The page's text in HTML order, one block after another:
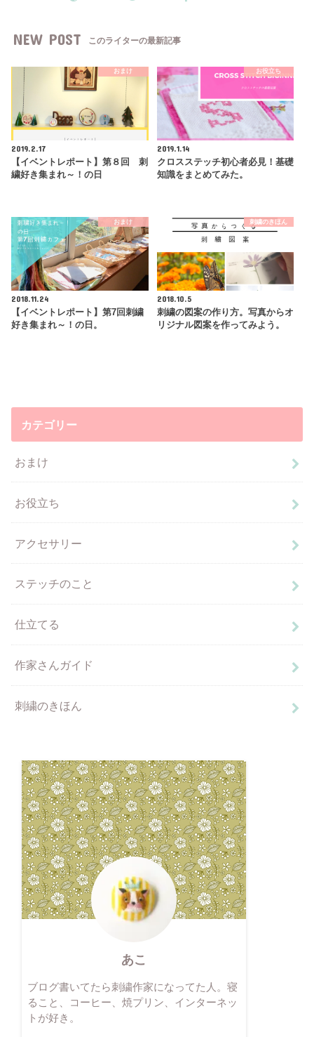
NEW POST このライターの最新記事
おまけ
2019.2.17
【イベントレポート】第８回 刺
繍好き集まれ～！の日
お役立ち
2019.1.14
クロスステッチ初心者必見！基礎
知識をまとめてみた。
おまけ
2018.11.24
【イベントレポート】第7回刺繍
好き集まれ～！の日。
刺繍のきほん
2018.10.5
刺繍の図案の作り方。写真からオ
リジナル図案を作ってみよう。
カテゴリー
おまけ
お役立ち
アクセサリー
ステッチのこと
仕立てる
作家さんガイド
刺繍のきほん
あこ
ブログ書いてたら刺繍作家になってた人。寝
ること、コーヒー、焼プリン、インターネッ
トが好き。